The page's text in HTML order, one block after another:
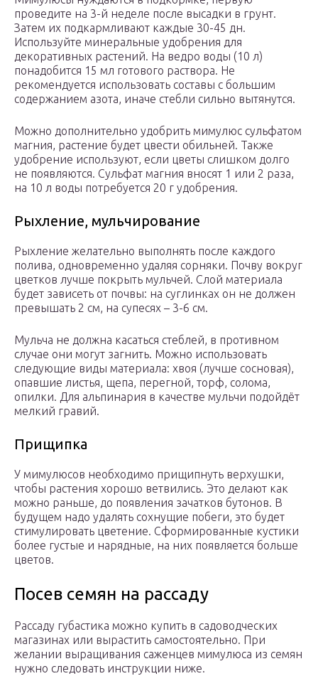
проведите на 3-й неделе после высадки в грунт.
Затем их подкармливают каждые 30-45 дн.
Используйте минеральные удобрения для
декоративных растений. На ведро воды (10 л)
понадобится 15 мл готового раствора. Не
рекомендуется использовать составы с большим
содержанием азота, иначе стебли сильно вытянутся.
Можно дополнительно удобрить мимулюс сульфатом
магния, растение будет цвести обильней. Также
удобрение используют, если цветы слишком долго
не появляются. Сульфат магния вносят 1 или 2 раза,
на 10 л воды потребуется 20 г удобрения.
Рыхление, мульчирование
Рыхление желательно выполнять после каждого
полива, одновременно удаляя сорняки. Почву вокруг
цветков лучше покрыть мульчей. Слой материала
будет зависеть от почвы: на суглинках он не должен
превышать 2 см, на супесях – 3-6 см.
Мульча не должна касаться стеблей, в противном
случае они могут загнить. Можно использовать
следующие виды материала: хвоя (лучше сосновая),
опавшие листья, щепа, перегной, торф, солома,
опилки. Для альпинария в качестве мульчи подойдёт
мелкий гравий.
Прищипка
У мимулюсов необходимо прищипнуть верхушки,
чтобы растения хорошо ветвились. Это делают как
можно раньше, до появления зачатков бутонов. В
будущем надо удалять сохнущие побеги, это будет
стимулировать цветение. Сформированные кустики
более густые и нарядные, на них появляется больше
цветов.
Посев семян на рассаду
Рассаду губастика можно купить в садоводческих
магазинах или вырастить самостоятельно. При
желании выращивания саженцев мимулюса из семян
нужно следовать инструкции ниже.